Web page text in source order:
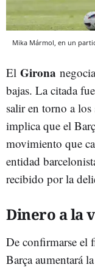
Mika Mármol, en un
El Girona
bajas. La citada
salir en torno a los
implica que el
movimiento que
entidad
recibido por la
Dinero a la
De confirmarse el
Barça aumentará